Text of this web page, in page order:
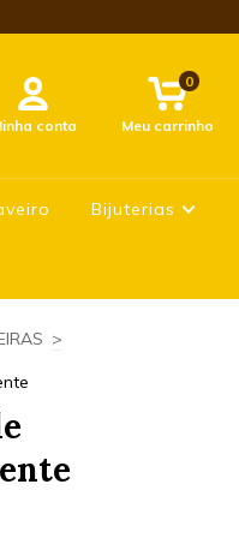
conta Meu carrinho
0
Bijuterias
>